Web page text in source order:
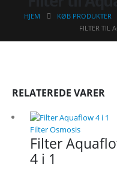
HJEM KØB PRODUKTER
FILTER TIL
RELATEREDE VARER
Filter Osmosis
Filter
4 i 1